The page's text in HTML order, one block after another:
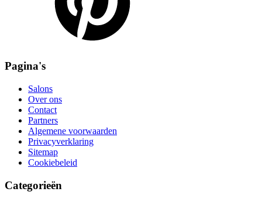
Pagina's
Salons
Over ons
Contact
Partners
Algemene voorwaarden
Privacyverklaring
Sitemap
Cookiebeleid
Categorieën